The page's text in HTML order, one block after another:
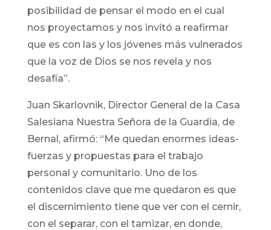
posibilidad de pensar el modo en el cual
nos proyectamos y nos invitó a reafirmar
que es con las y los jóvenes más vulnerados
que la voz de Dios se nos revela y nos
desafía”.
Juan Skarlovnik, Director General de la Casa
Salesiana Nuestra Señora de la Guardia, de
Bernal, afirmó: “Me quedan enormes ideas-
fuerzas y propuestas para el trabajo
personal y comunitario. Uno de los
contenidos clave que me quedaron es que
el discernimiento tiene que ver con el cernir,
con el separar, con el tamizar, en donde,